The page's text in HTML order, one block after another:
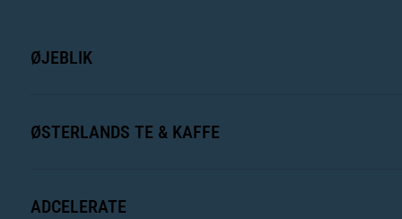
ØJEBLIK
ØSTERLANDS TE & KAFFE
ADCELERATE